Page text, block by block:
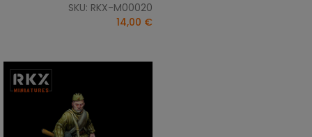
SKU: RKX-M00020
14,00 €